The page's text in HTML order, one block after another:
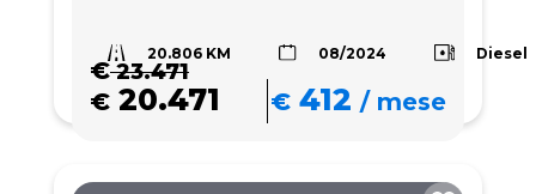
20.806 KM 08/2024 Diesel
€23.471
€ 20.471 € 412 /mese